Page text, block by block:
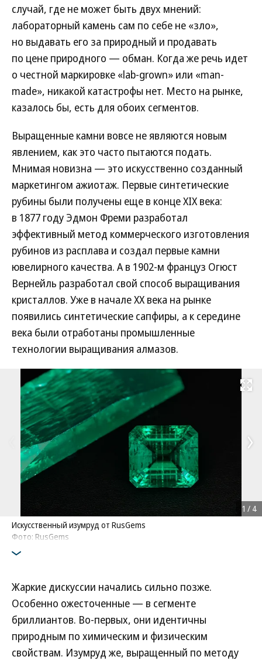
случай, где не может быть двух мнений:
лабораторный камень сам по себе не «зло»,
но выдавать его за природный и продавать
по цене природного — обман. Когда же речь идет
о честной маркировке «lab-grown» или «man-
made», никакой катастрофы нет. Место на рынке,
казалось бы, есть для обоих сегментов.
Выращенные камни вовсе не являются новым
явлением, как это часто пытаются подать.
Мнимая новизна — это искусственно созданный
маркетингом ажиотаж. Первые синтетические
рубины были получены еще в конце XIX века:
в 1877 году Эдмон Фреми разработал
эффективный метод коммерческого изготовления
рубинов из расплава и создал первые камни
ювелирного качества. А в 1902-м француз Огюст
Вернейль разработал свой способ выращивания
кристаллов. Уже в начале XX века на рынке
появились синтетические сапфиры, а к середине
века были отработаны промышленные
технологии выращивания алмазов.
Развернуть
Искусственный изумруд от RusGems
Фото: RusGems
1 / 4
Жаркие дискуссии начались сильно позже.
Особенно ожесточенные — в сегменте
бриллиантов. Во-первых, они идентичны
природным по химическим и физическим
свойствам. Изумруд же, выращенный по методу